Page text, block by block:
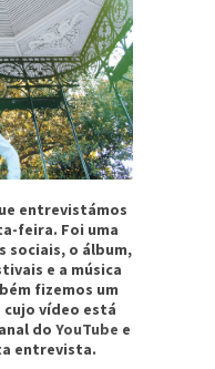
entrevistámos
feira. Foi uma
sociais, o álbum,
e a música
fizemos um
vídeo está
do YouTube e
entrevista.